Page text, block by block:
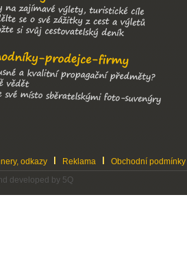
odkazy Reklama
Obchodní podmínky
developed by 5Q